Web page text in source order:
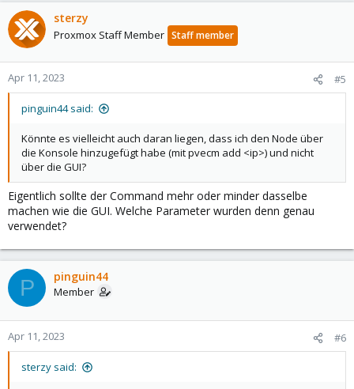
sterzy
Proxmox Staff Member Staff member
Apr 11, 2023 #5
pinguin44 said:
Könnte es vielleicht auch daran liegen, dass ich den Node über
die Konsole hinzugefügt habe (mit pvecm add <ip>) und nicht
über die GUI?
Eigentlich sollte der Command mehr oder minder dasselbe
machen wie die GUI. Welche Parameter wurden denn genau
verwendet?
P pinguin44
Member
Apr 11, 2023 #6
sterzy said: